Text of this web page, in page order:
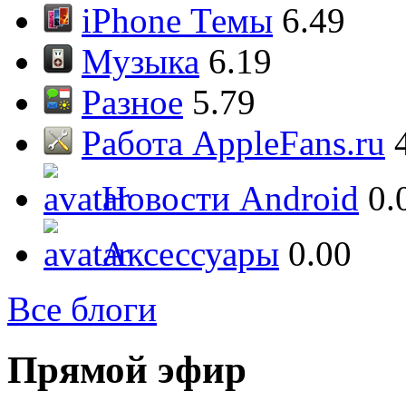
iPhone Темы 6.49
Музыка 6.19
Разное 5.79
Работа AppleFans.ru
Новости Android
Аксессуары 0.00
Все блоги
Прямой эфир